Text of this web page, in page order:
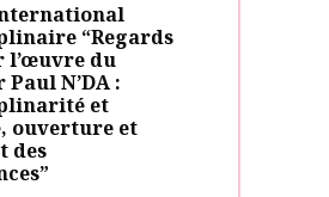
“Regards
l’œuvre du
N’DA :
et
ouverture et
des